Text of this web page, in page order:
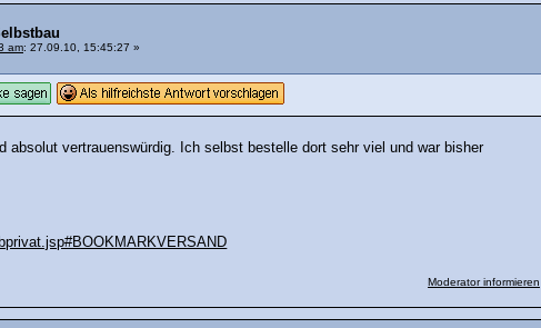
am: 27.09.10, 15:45:27 »
absolut vertrauenswürdig. Ich selbst bestelle dort sehr viel und war bisher
Moderator informieren